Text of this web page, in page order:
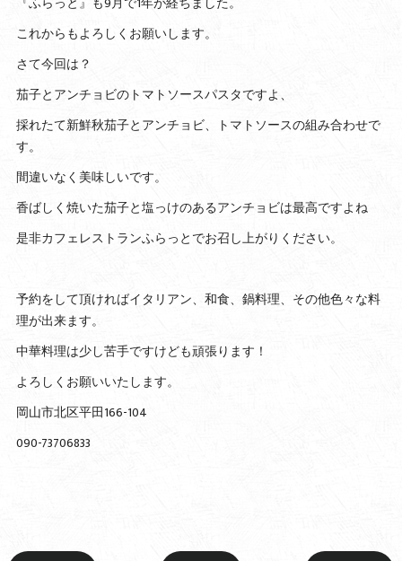
これからもよろしくお願いします。
さて今回は？
茄子とアンチョビのトマトソースパスタですよ、
採れたて新鮮秋茄子とアンチョビ、トマトソースの組み合わせで
す。
間違いなく美味しいです。
香ばしく焼いた茄子と塩っけのあるアンチョビは最高ですよね
是非カフェレストランふらっとでお召し上がりください。
予約をして頂ければイタリアン、和食、鍋料理、その他色々な料
理が出来ます。
中華料理は少し苦手ですけども頑張ります！
よろしくお願いいたします。
岡山市北区平田166-104
090-73706833